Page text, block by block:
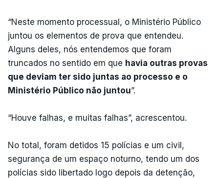
“Neste momento processual, o Ministério Público
juntou os elementos de prova que entendeu.
Alguns deles, nós entendemos que foram
truncados no sentido em que havia outras provas
que deviam ter sido juntas ao processo e o
Ministério Público não juntou”.
“Houve falhas, e muitas falhas”, acrescentou.
No total, foram detidos 15 polícias e um civil,
segurança de um espaço noturno, tendo um dos
polícias sido libertado logo depois da detenção,